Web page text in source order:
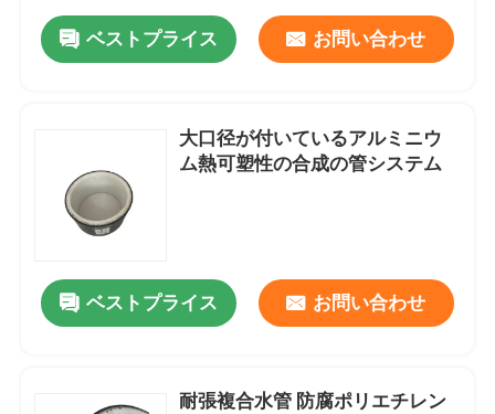
ベストプライス お問い合わせ
大口径が付いているアルミニウ
ム熱可塑性の合成の管システム
ベストプライス お問い合わせ
耐張複合水管 防腐ポリエチレン